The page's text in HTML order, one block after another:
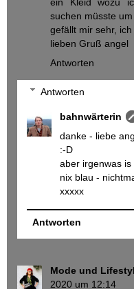
ein Kleid wozu
suchen müsste
gefällt mir sehr,
lieben Gruß angel
Antworten
Antworten
bahnwärterin
danke - liebe
:-D
aber irgenwas
nix blau -
xxxxx
Antworten
Mode und
2020 um 12:14